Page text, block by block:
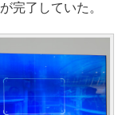
完了していた。